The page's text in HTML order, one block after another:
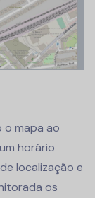
o mapa ao
horário
localização e
os